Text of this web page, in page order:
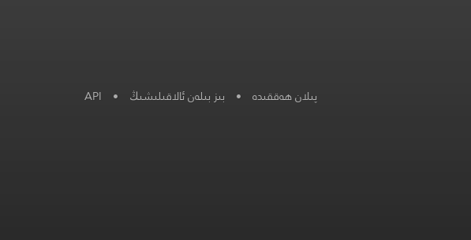
پىلان ھەققىدە • بىز بىلەن ئالاقىلىشىڭ •
API